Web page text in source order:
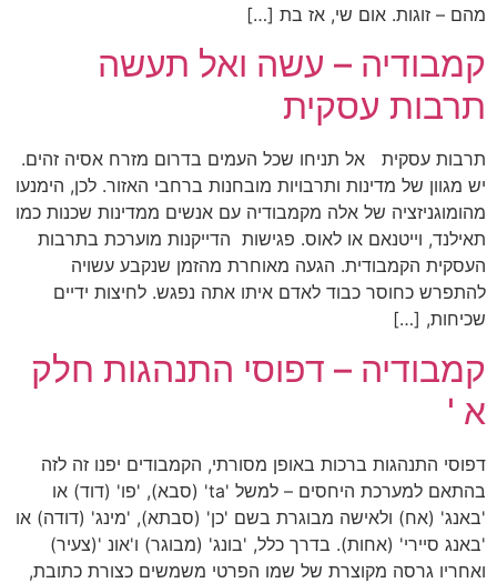
מהם – זוגות. אום שי, אז בת […]
קמבודיה – עשה ואל תעשה
תרבות עסקית
תרבות עסקית אל תניחו שכל העמים בדרום מזרח אסיה זהים.
יש מגוון של מדינות ותרבויות מובחנות ברחבי האזור. לכן, הימנעו
מהומוגניזציה של אלה מקמבודיה עם אנשים ממדינות שכנות כמו
תאילנד, וייטנאם או לאוס. פגישות הדייקנות מוערכת בתרבות
העסקית הקמבודית. הגעה מאוחרת מהזמן שנקבע עשויה
להתפרש כחוסר כבוד לאדם איתו אתה נפגש. לחיצות ידיים
שכיחות, […]
קמבודיה – דפוסי התנהגות חלק
א '
דפוסי התנהגות ברכות באופן מסורתי, הקמבודים יפנו זה לזה
בהתאם למערכת היחסים – למשל 'ta' (סבא), 'פו' (דוד) או
'באנג' (אח) ולאישה מבוגרת בשם 'כן' (סבתא), 'מינג' (דודה) או
'באנג סיירי' (אחות). בדרך כלל, 'בונג' (מבוגר) ו'אונ '(צעיר)
ואחריו גרסה מקוצרת של שמו הפרטי משמשים כצורת כתובת,